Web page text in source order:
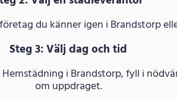
du känner igen i Brandstorp
Steg 3: Välj dag och tid
i Brandstorp, fyll i
om uppdraget.